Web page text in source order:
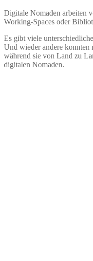
Digitale Nomaden arbeiten
Working-Spaces oder
Es gibt viele
Und wieder andere konnten
während sie von Land zu
digitalen Nomaden.